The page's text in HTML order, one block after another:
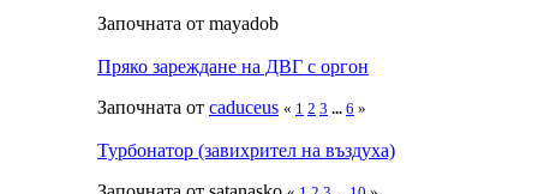
Започната от mayadob
Пряко зареждане на ДВГ с оргон
Започната от caduceus « 1 2 3 ... 6 »
Турбонатор (завихрител на въздуха)